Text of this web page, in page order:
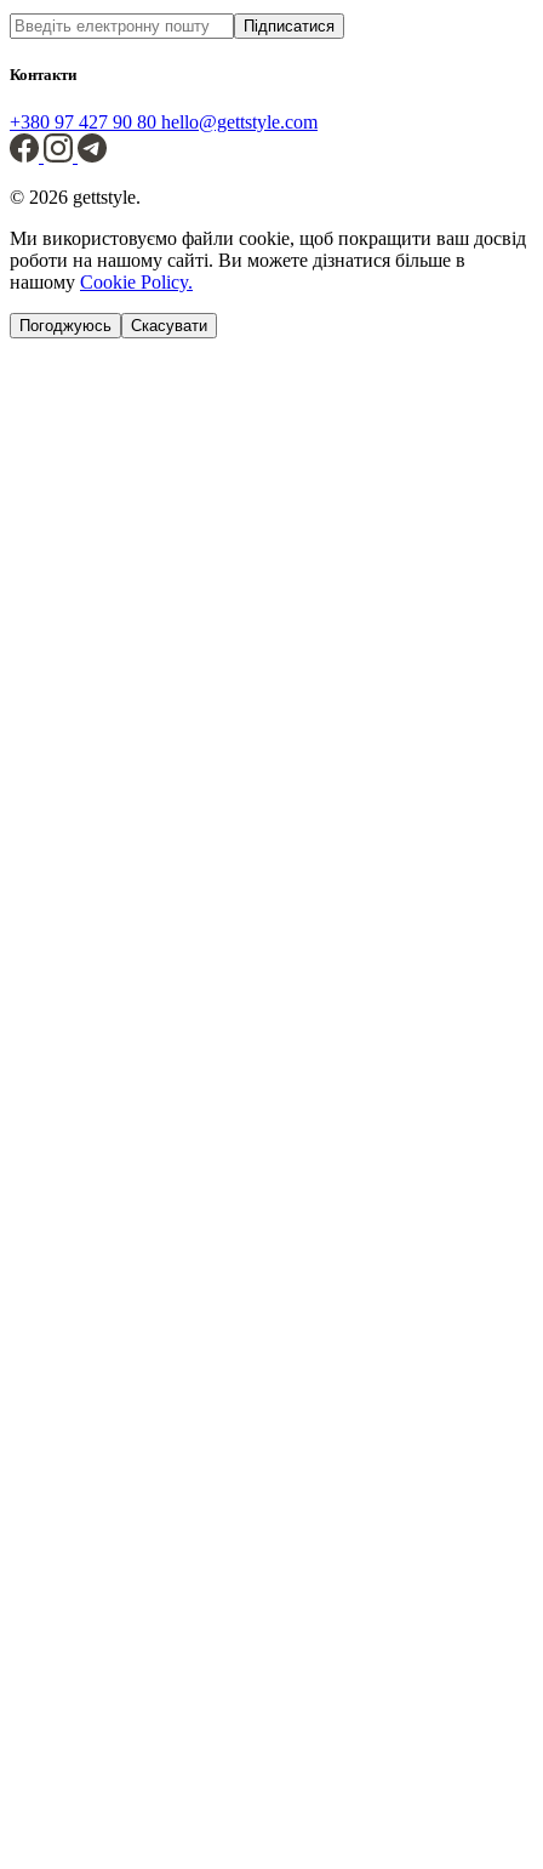
Підписатися
Контакти
+380 97 427 90 80 hello@gettstyle.com
© 2026 gettstyle.
Ми використовуємо файли cookie, щоб покращити ваш досвід
роботи на нашому сайті. Ви можете дізнатися більше в
нашому Cookie Policy.
Погоджуюсь Скасувати